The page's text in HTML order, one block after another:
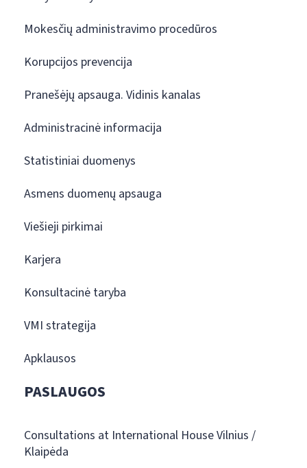
Mokesčių administravimo procedūros
Korupcijos prevencija
Pranešėjų apsauga. Vidinis kanalas
Administracinė informacija
Statistiniai duomenys
Asmens duomenų apsauga
Viešieji pirkimai
Karjera
Konsultacinė taryba
VMI strategija
Apklausos
PASLAUGOS
Consultations at International House Vilnius /
Klaipėda